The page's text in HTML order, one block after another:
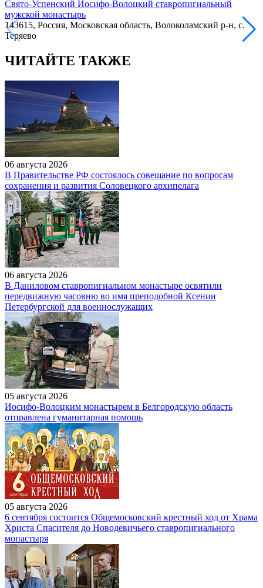
Свято-Успенский Иосифо-Волоцкий ставропигиальный
мужской монастырь
143615, Россия, Московская область, Волоколамский р-н, с.
Теряево
ЧИТАЙТЕ ТАКЖЕ
06 августа 2026
В Правительстве РФ состоялось совещание по вопросам
сохранения и развития Соловецкого архипелага
06 августа 2026
В Даниловом ставропигиальном монастыре освятили
передвижную часовню во имя преподобной Ксении
Петербургской для военнослужащих
05 августа 2026
Иосифо-Волоцким монастырем в Белгородскую область
отправлена гуманитарная помощь
05 августа 2026
6 сентября состоится Общемосковский крестный ход от Храма
Христа Спасителя до Новодевичьего ставропигиального
монастыря